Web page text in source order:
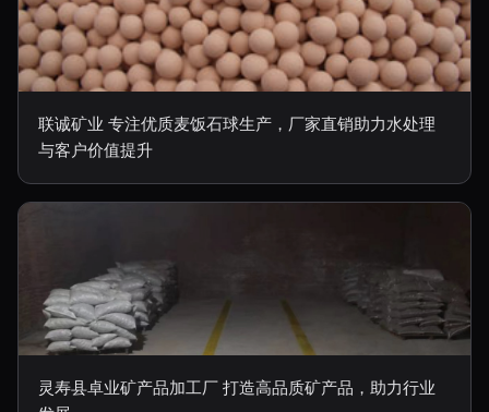
联诚矿业 专注优质麦饭石球生产，厂家直销助力水处理
与客户价值提升
灵寿县卓业矿产品加工厂 打造高品质矿产品，助力行业